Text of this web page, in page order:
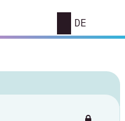
DE